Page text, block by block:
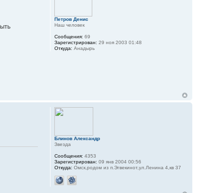
Петров Денис
Наш человек
Сообщения: 69
Зарегистрирован: 29 ноя 2003 01:48
Откуда: Анадырь
Блинов Александр
Звезда
Сообщения: 4353
Зарегистрирован: 09 янв 2004 00:56
Откуда: Омск,родом из п.Эгвекинот,ул.Ленина 4,кв 37